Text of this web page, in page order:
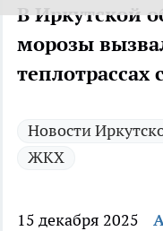
В Иркутской
морозы
теплотрассах
Новости
ЖКХ
15 декабря 2025